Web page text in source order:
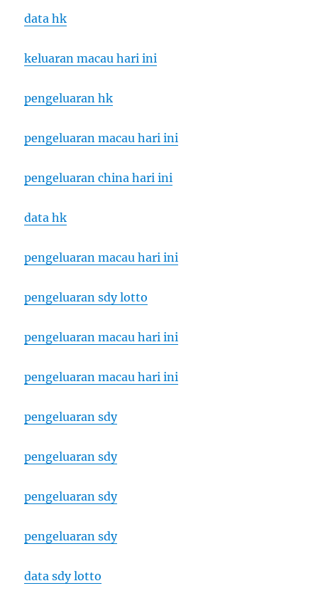
data hk
keluaran macau hari ini
pengeluaran hk
pengeluaran macau hari ini
pengeluaran china hari ini
data hk
pengeluaran macau hari ini
pengeluaran sdy lotto
pengeluaran macau hari ini
pengeluaran macau hari ini
pengeluaran sdy
pengeluaran sdy
pengeluaran sdy
pengeluaran sdy
data sdy lotto